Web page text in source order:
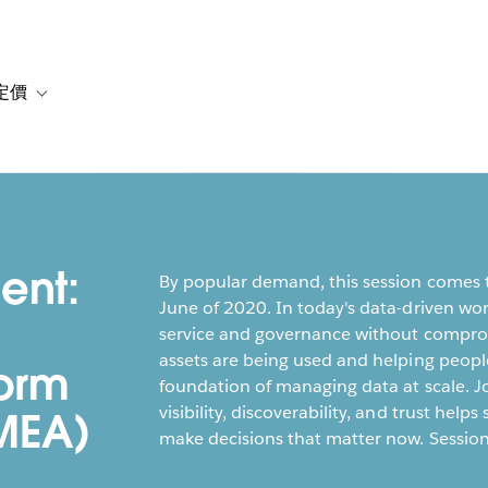
方案for 資源
價 Toggle sub-navigation for 方案與定價
By popular demand, this session
June of 2020. In today's data-driven
service and governance without
assets are being used and helping
foundation of managing data at scale.
visibility, discoverability, and trust
make decisions that matter now.